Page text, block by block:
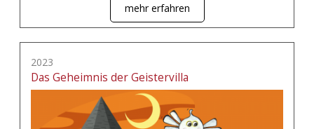
mehr erfahren
2023
Das Geheimnis der Geistervilla